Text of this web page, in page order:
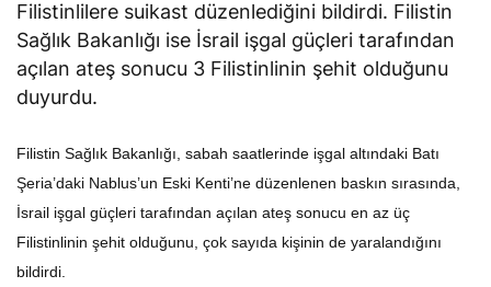
Filistinlilere suikast düzenlediğini bildirdi. Filistin
Sağlık Bakanlığı ise İsrail işgal güçleri tarafından
açılan ateş sonucu 3 Filistinlinin şehit olduğunu
duyurdu.
Filistin Sağlık Bakanlığı, sabah saatlerinde işgal altındaki Batı
Şeria’daki Nablus’un Eski Kenti’ne düzenlenen baskın sırasında,
İsrail işgal güçleri tarafından açılan ateş sonucu en az üç
Filistinlinin şehit olduğunu, çok sayıda kişinin de yaralandığını
bildirdi.